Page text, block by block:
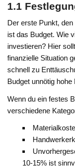
1.1
Der erste Punkt,
ist das Budget. Wie
investieren? Hier
finanzielle Situation
schnell zu
Budget unnötig
Wenn du ein festes
verschiedene
10-15% ist